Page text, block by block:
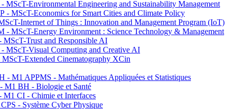
MScT-Environmental Engineering and Sustainability Management
- MScT-Economics for Smart Cities and Climate Policy
Internet of Things : Innovation and Management Program (IoT)
- MScT-Energy Environment : Science Technology & Management
Trust and Responsible AI
MScT-Visual Computing and Creative AI
Extended Cinematography XCin
- M1 APPMS - Mathématiques Appliquées et Statistiques
BH - Biologie et Santé
CI - Chimie et Interfaces
- Système Cyber Physique